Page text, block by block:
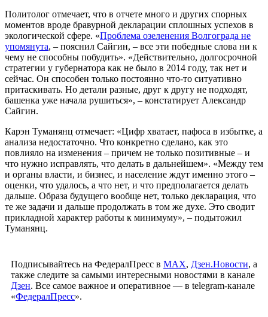
Политолог отмечает, что в отчете много и других спорных
моментов вроде бравурной декларации сплошных успехов в
экологической сфере. «Проблема озеленения Волгограда не
упомянута, – пояснил Сайгин, – все эти победные слова ни к
чему не способны побудить». «Действительно, долгосрочной
стратегии у губернатора как не было в 2014 году, так нет и
сейчас. Он способен только постоянно что-то ситуативно
притаскивать. Но детали разные, друг к другу не подходят,
башенка уже начала рушиться», – констатирует Александр
Сайгин.
Карэн Туманянц отмечает: «Цифр хватает, пафоса в избытке, а
анализа недостаточно. Что конкретно сделано, как это
повлияло на изменения – причем не только позитивные – и
что нужно исправлять, что делать в дальнейшем». «Между тем
и органы власти, и бизнес, и население ждут именно этого –
оценки, что удалось, а что нет, и что предполагается делать
дальше. Образа будущего вообще нет, только декларация, что
те же задачи и дальше продолжать в том же духе. Это сводит
прикладной характер работы к минимуму», – подытожил
Туманянц.
Подписывайтесь на ФедералПресс в МАХ, Дзен.Новости, а
также следите за самыми интересными новостями в канале
Дзен. Все самое важное и оперативное — в telegram-канале
«ФедералПресс».